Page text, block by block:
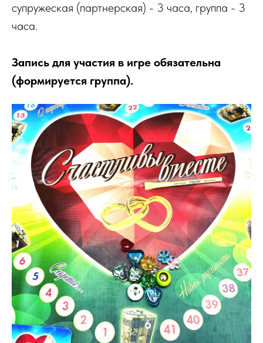
супружеская (партнерская) - 3 часа, группа - 3
часа.
Запись для участия в игре обязательна
(формируется группа).